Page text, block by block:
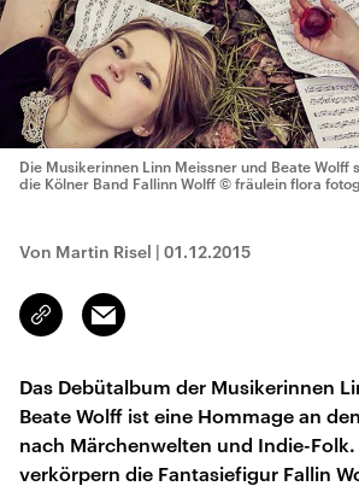
Die Musikerinnen Linn Meissner und Beate Wolff
die Kölner Band Fallinn Wolff © fräulein flora
Von Martin Risel | 01.12.2015
Link
kopieren/teilen
Email
Das Debütalbum der Musikerinnen
Beate Wolff ist eine Hommage an
nach Märchenwelten und Indie-Folk.
verkörpern die Fantasiefigur Fallin